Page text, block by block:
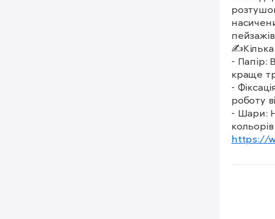
- Папір:
краще
-
роботу
- Шари:
https://